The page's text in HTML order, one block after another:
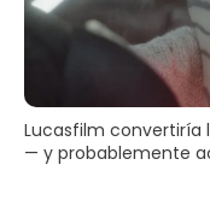
Lucasfilm convertiría
— y probablemente